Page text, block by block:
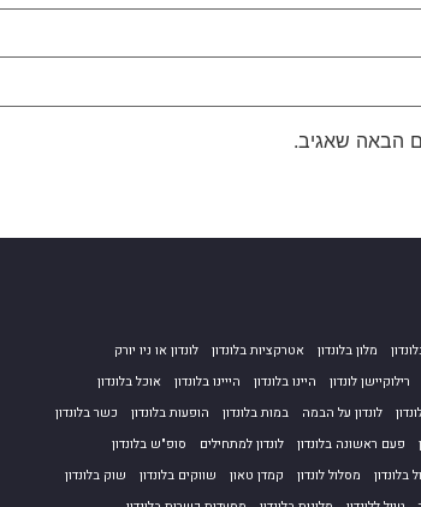
הבאה שאגיב.
מלון בלונדון אטרקציות בלונדון
לונדון או ניו יורק
רילוקיישן לונדון היינו בלונדון הייינו בלונדון
אוכל בלונדון
לונדון על הבמה במות בלונדון הופעות בלונדון
כשר בלונדון
פעם ראשונה בלונדון לונדון למתחילים
סופ"ש בלונדון
בלונדון מסלול לונדון קמדן טאון שווקים בלונדון
שוק בלונדון